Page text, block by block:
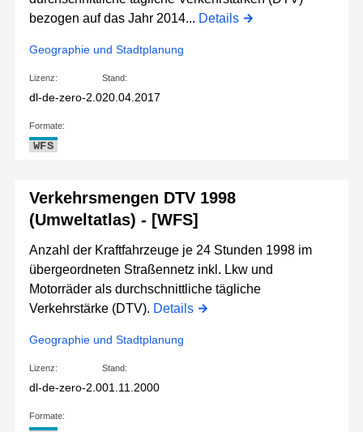
bezogen auf das Jahr 2014... Details
Geographie und Stadtplanung
Lizenz:
dl-de-zero-2.0
Stand:
20.04.2017
Formate:
WFS
Verkehrsmengen DTV 1998
(Umweltatlas) - [WFS]
Anzahl der Kraftfahrzeuge je 24 Stunden 1998 im
übergeordneten Straßennetz inkl. Lkw und
Motorräder als durchschnittliche tägliche
Verkehrstärke (DTV). Details
Geographie und Stadtplanung
Lizenz:
dl-de-zero-2.0
Stand:
01.11.2000
Formate: